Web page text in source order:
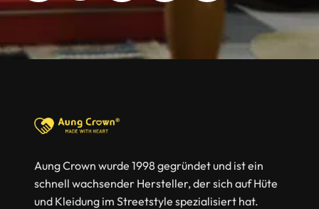
Aung Crown wurde 1998 gegründet und ist ein
schnell wachsender Hersteller, der sich auf Hüte
und Kleidung im Streetstyle spezialisiert hat.